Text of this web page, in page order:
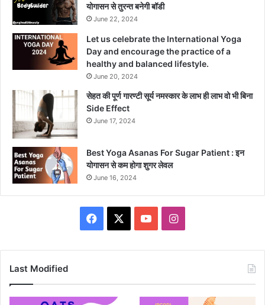
योगासन से तुरन्त बनेगी बॉडी
June 22, 2024
Let us celebrate the International Yoga
Day and encourage the practice of a
healthy and balanced lifestyle.
June 20, 2024
सेहत की पूर्ण गारण्टी सूर्य नमस्कार के लाभ ही लाभ वो भी बिना
Side Effect
June 17, 2024
Best Yoga Asanas For Sugar Patient : इन
योगासन से कम होगा शुगर लेवल
June 16, 2024
Facebook YouTubeInstagram
Last Modified